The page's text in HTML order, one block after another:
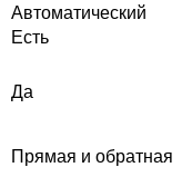
Автоматический
Есть
Да
Прямая и обратная